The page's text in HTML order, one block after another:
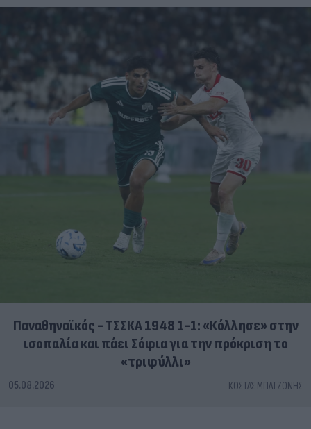
Παναθηναϊκός - ΤΣΣΚΑ 1948 1-1: «Κόλλησε» στην
ισοπαλία και πάει Σόφια για την πρόκριση το
«τριφύλλι»
05.08.2026 ΚΏΣΤΑΣ ΜΠΑΤΖΏΝΗΣ